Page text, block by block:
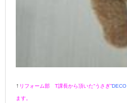
↑ リフォーム部 T課長から頂いた“うさぎ”DECO
ます。